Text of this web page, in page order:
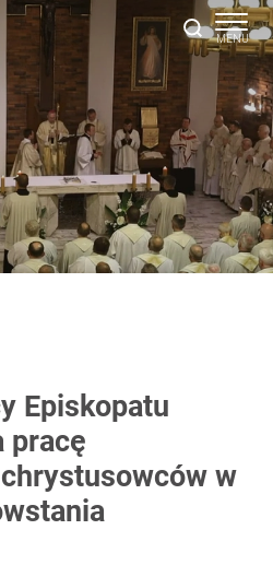
Episkopatu
pracę
w